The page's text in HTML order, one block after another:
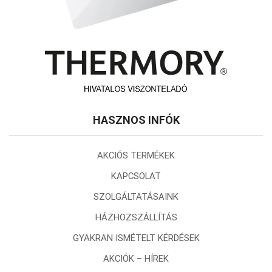
HASZNOS INFÓK
AKCIÓS TERMÉKEK
KAPCSOLAT
SZOLGÁLTATÁSAINK
HÁZHOZSZÁLLÍTÁS
GYAKRAN ISMÉTELT KÉRDÉSEK
AKCIÓK – HÍREK